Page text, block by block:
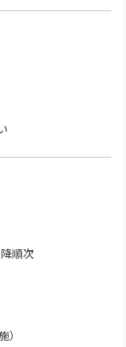
順次